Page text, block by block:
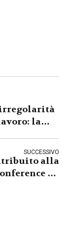
la
SUCCESSIVO
alla
on